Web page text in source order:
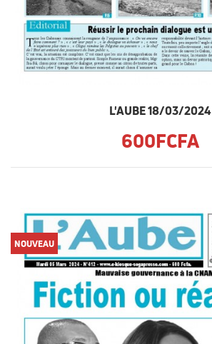
L'AUBE 18/03/2024
600FCFA
NOUVEAU